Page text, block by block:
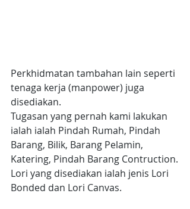
Perkhidmatan tambahan lain seperti
tenaga kerja (manpower) juga
disediakan.
Tugasan yang pernah kami lakukan
ialah ialah Pindah Rumah, Pindah
Barang, Bilik, Barang Pelamin,
Katering, Pindah Barang Contruction.
Lori yang disediakan ialah jenis Lori
Bonded dan Lori Canvas.